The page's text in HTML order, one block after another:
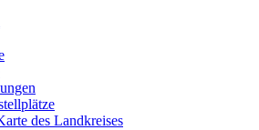
des Landkreises